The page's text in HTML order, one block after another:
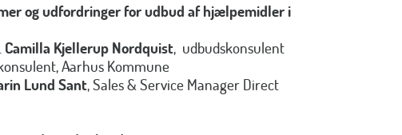
og udfordringer for udbud af hjælpemidler i
Camilla Kjellerup Nordquist, udbudskonsulent
Aarhus Kommune
Lund Sant, Sales & Service Manager Direct